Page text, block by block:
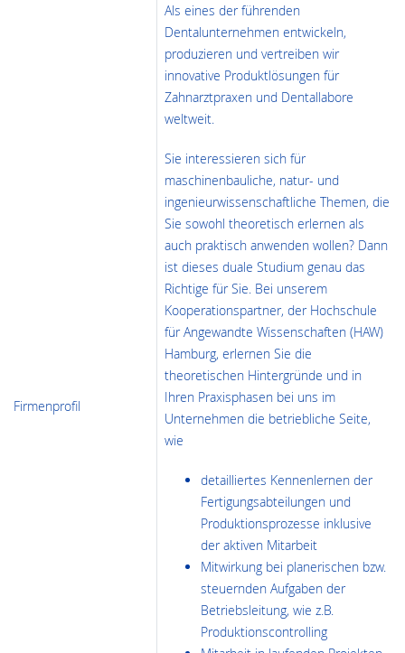
Firmenprofil
Als eines der führenden
Dentalunternehmen entwickeln,
produzieren und vertreiben wir
innovative Produktlösungen für
Zahnarztpraxen und Dentallabore
weltweit.
Sie interessieren sich für
maschinenbauliche, natur- und
ingenieurwissenschaftliche Themen, die
Sie sowohl theoretisch erlernen als
auch praktisch anwenden wollen? Dann
ist dieses duale Studium genau das
Richtige für Sie. Bei unserem
Kooperationspartner, der Hochschule
für Angewandte Wissenschaften (HAW)
Hamburg, erlernen Sie die
theoretischen Hintergründe und in
Ihren Praxisphasen bei uns im
Unternehmen die betriebliche Seite,
wie
detailliertes Kennenlernen der
Fertigungsabteilungen und
Produktionsprozesse inklusive
der aktiven Mitarbeit
Mitwirkung bei planerischen bzw.
steuernden Aufgaben der
Betriebsleitung, wie z.B.
Produktionscontrolling